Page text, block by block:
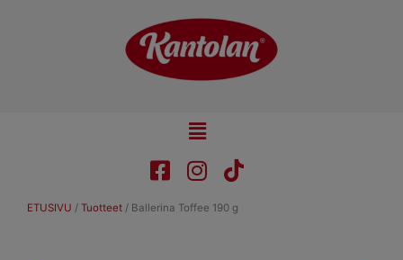
Main
Menu
ETUSIVU / Tuotteet / Ballerina Toffee 190 g